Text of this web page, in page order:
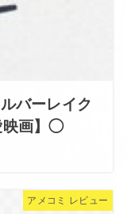
バーレイク
映画】◯
アメコミ レビュー